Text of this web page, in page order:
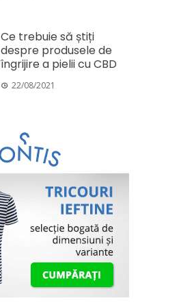
Ce trebuie să știți
despre produsele de
îngrijire a pielii cu CBD
22/08/2021